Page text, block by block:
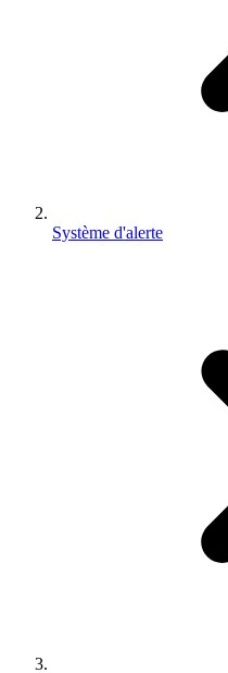
Système d'alerte